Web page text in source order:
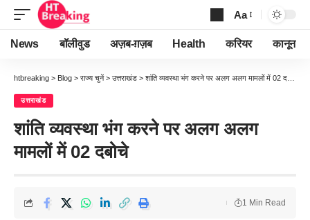
Font
Resizer
Aa
News बॉलीवुड अज़ब-ग़ज़ब Health करियर कानून
htbreaking > Blog > राज्य चुनें > उत्तराखंड > शांति व्यवस्था भंग करने पर अलग अलग मामलों में 02 दबोचे
उत्तराखंड
शांति व्यवस्था भंग करने पर अलग अलग
मामलों में 02 दबोचे
1 Min Read